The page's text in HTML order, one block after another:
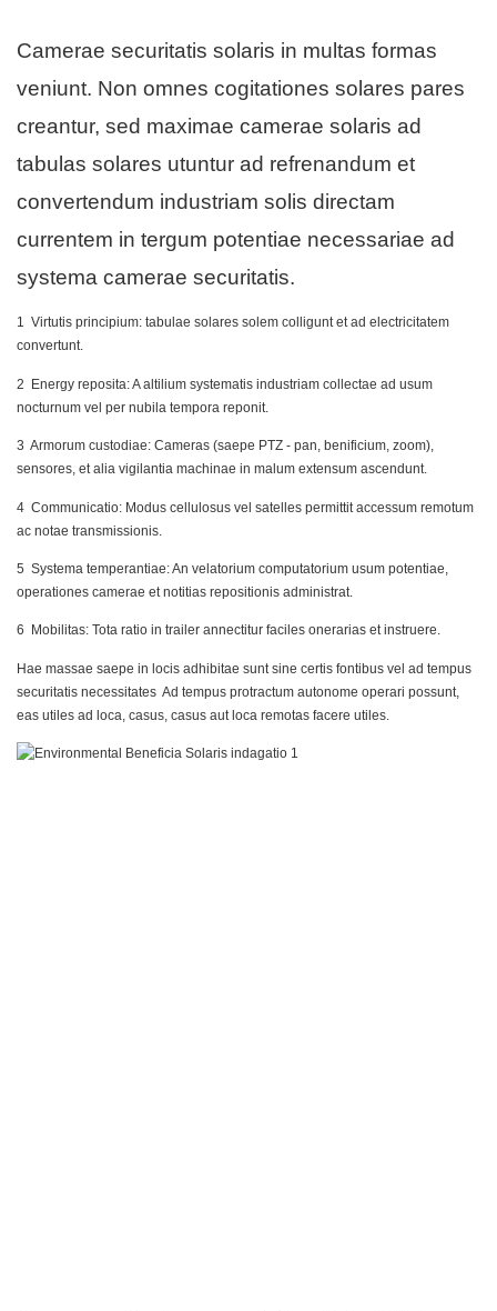
Camerae securitatis solaris in multas formas
veniunt. Non omnes cogitationes solares pares
creantur, sed maximae camerae solaris ad
tabulas solares utuntur ad refrenandum et
convertendum industriam solis directam
currentem in tergum potentiae necessariae ad
systema camerae securitatis.
1 Virtutis principium: tabulae solares solem colligunt et ad electricitatem
convertunt.
​2 Energy reposita: A altilium systematis industriam collectae ad usum
nocturnum vel per nubila tempora reponit.
​3 Armorum custodiae: Cameras (saepe PTZ - pan, benificium, zoom),
sensores, et alia vigilantia machinae in malum extensum ascendunt.
​4 Communicatio: Modus cellulosus vel satelles permittit accessum remotum
ac notae transmissionis.
​5 Systema temperantiae: An velatorium computatorium usum potentiae,
operationes camerae et notitias repositionis administrat.
​6 Mobilitas: Tota ratio in trailer annectitur faciles onerarias et instruere.
Hae massae saepe in locis adhibitae sunt sine certis fontibus vel ad tempus
securitatis necessitates Ad tempus protractum autonome operari possunt,
eas utiles ad loca, casus, casus aut loca remotas facere utiles.